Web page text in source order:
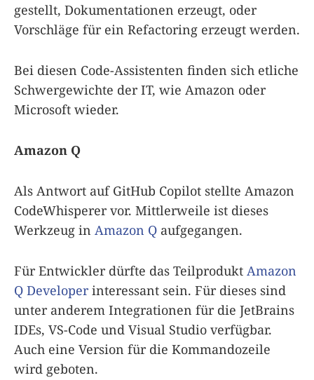
gestellt, Dokumentationen erzeugt, oder
Vorschläge für ein Refactoring erzeugt werden.
Bei diesen Code-Assistenten finden sich etliche
Schwergewichte der IT, wie Amazon oder
Microsoft wieder.
Amazon Q
Als Antwort auf GitHub Copilot stellte Amazon
CodeWhisperer vor. Mittlerweile ist dieses
Werkzeug in Amazon Q aufgegangen.
Für Entwickler dürfte das Teilprodukt Amazon
Q Developerinteressant sein. Für dieses sind
unter anderem Integrationen für die JetBrains
IDEs, VS-Code und Visual Studio verfügbar.
Auch eine Version für die Kommandozeile
wird geboten.